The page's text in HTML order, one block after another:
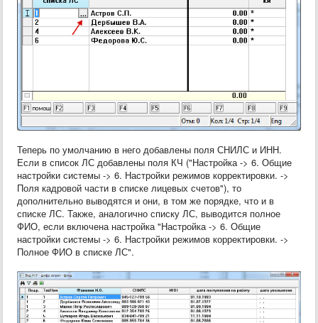
Теперь по умолчанию в него добавлены поля СНИЛС и ИНН.
Если в список ЛС добавлены поля КЧ ("Настройка -> 6. Общие
настройки системы -> 6. Настройки режимов корректировки. ->
Поля кадровой части в списке лицевых счетов"), то
дополнительно выводятся и они, в том же порядке, что и в
списке ЛС. Также, аналогично списку ЛС, выводится полное
ФИО, если включена настройка "Настройка -> 6. Общие
настройки системы -> 6. Настройки режимов корректировки. ->
Полное ФИО в списке ЛС".